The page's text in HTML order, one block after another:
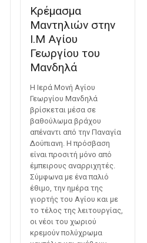
Κρέμασμα
Μαντηλιών στην
Ι.Μ Αγίου
Γεωργίου του
Μανδηλά
Η Ιερά Μονή Αγίου
Γεωργίου Μανδηλά
βρίσκεται μέσα σε
βαθούλωμα βράχου
απέναντι από την Παναγία
Δούπιανη. Η πρόσβαση
είναι προσιτή μόνο από
έμπειρους αναρριχητές.
Σύμφωνα με ένα παλιό
έθιμο, την ημέρα της
γιορτής του Αγίου και με
το τέλος της λειτουργίας,
οι νέοι του χωριού
κρεμούν πολύχρωμα